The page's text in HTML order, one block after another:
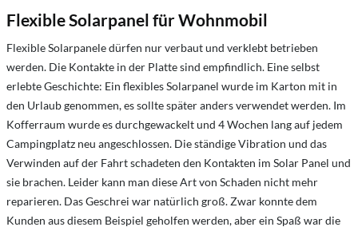
Flexible Solarpanel für Wohnmobil
Flexible Solarpanele dürfen nur verbaut und verklebt betrieben
werden. Die Kontakte in der Platte sind empfindlich. Eine selbst
erlebte Geschichte: Ein flexibles Solarpanel wurde im Karton mit in
den Urlaub genommen, es sollte später anders verwendet werden. Im
Kofferraum wurde es durchgewackelt und 4 Wochen lang auf jedem
Campingplatz neu angeschlossen. Die ständige Vibration und das
Verwinden auf der Fahrt schadeten den Kontakten im Solar Panel und
sie brachen. Leider kann man diese Art von Schaden nicht mehr
reparieren. Das Geschrei war natürlich groß. Zwar konnte dem
Kunden aus diesem Beispiel geholfen werden, aber ein Spaß war die